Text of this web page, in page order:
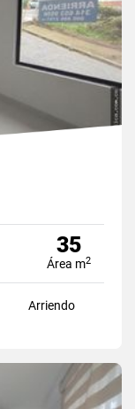
35
Área m2
Arriendo